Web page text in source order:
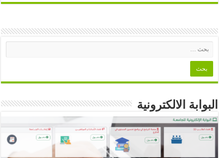
البوابة الالكترونية